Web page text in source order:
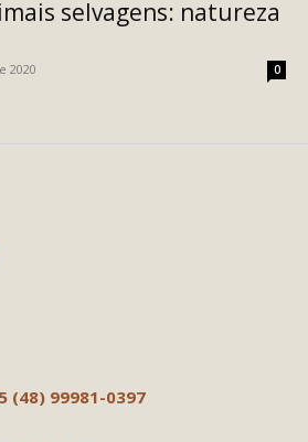
selvagens: natureza
2020 0
(48) 99981-0397